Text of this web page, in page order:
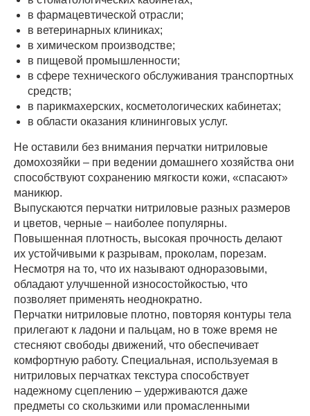
в фармацевтической отрасли;
в ветеринарных клиниках;
в химическом производстве;
в пищевой промышленности;
в сфере технического обслуживания транспортных
средств;
в парикмахерских, косметологических кабинетах;
в области оказания клининговых услуг.
Не оставили без внимания перчатки нитриловые
домохозяйки – при ведении домашнего хозяйства они
способствуют сохранению мягкости кожи, «спасают»
маникюр.
Выпускаются перчатки нитриловые разных размеров
и цветов, черные – наиболее популярны.
Повышенная плотность, высокая прочность делают
их устойчивыми к разрывам, проколам, порезам.
Несмотря на то, что их называют одноразовыми,
обладают улучшенной износостойкостью, что
позволяет применять неоднократно.
Перчатки нитриловые плотно, повторяя контуры тела
прилегают к ладони и пальцам, но в тоже время не
стесняют свободы движений, что обеспечивает
комфортную работу. Специальная, используемая в
нитриловых перчатках текстура способствует
надежному сцеплению – удерживаются даже
предметы со скользкими или промасленными